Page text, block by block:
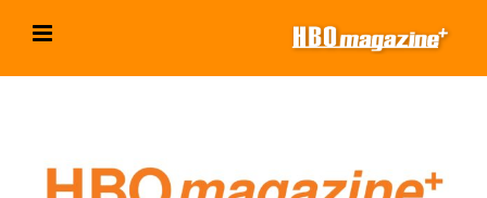
inhoud
grotere